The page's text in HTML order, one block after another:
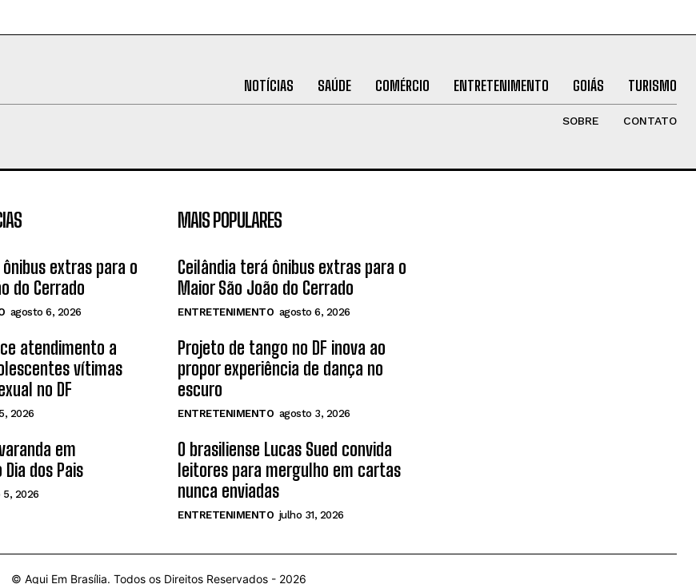
NOTÍCIAS SAÚDE COMÉRCIO ENTRETENIMENTO GOIÁS TURISMO
SOBRE CONTATO
extras para o
do Cerrado
agosto 6, 2026
atendimento a
vítimas
no DF
2026
em
dos Pais
5, 2026
MAIS POPULARES
Ceilândia terá ônibus extras para o
Maior São João do Cerrado
ENTRETENIMENTO agosto 6, 2026
Projeto de tango no DF inova ao
propor experiência de dança no
escuro
ENTRETENIMENTO agosto 3, 2026
O brasiliense Lucas Sued convida
leitores para mergulho em cartas
nunca enviadas
ENTRETENIMENTO julho 31, 2026
© Aqui Em Brasília. Todos os Direitos Reservados - 2026